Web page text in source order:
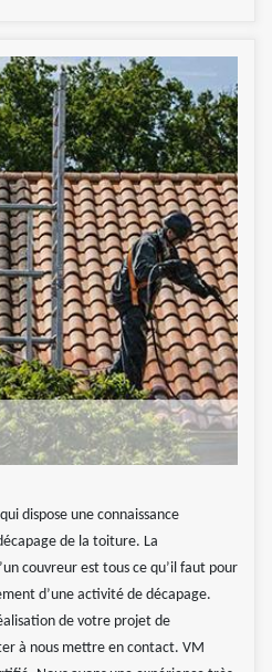
dispose une connaissance
de la toiture. La
couvreur est tous ce qu’il faut pour
d’une activité de décapage.
de votre projet de
à nous mettre en contact. VM